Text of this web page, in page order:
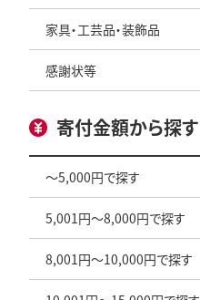
家具・工芸品・装飾品
感謝状等
寄付金額から探す
～5,000円で探す
5,001円～8,000円で探す
8,001円～10,000円で探す